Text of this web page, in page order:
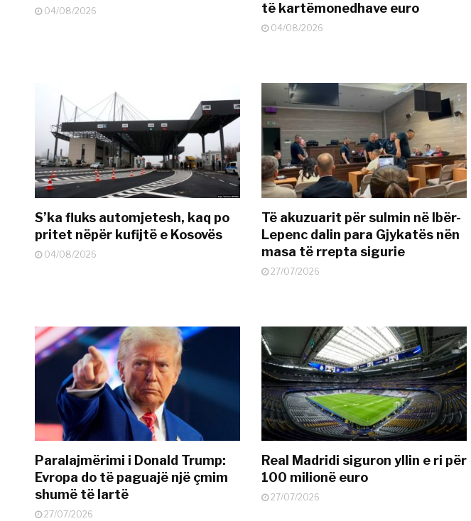
04/08/2026
të kartëmonedhave euro
04/08/2026
S’ka fluks automjetesh, kaq po
pritet nëpër kufijtë e Kosovës
04/08/2026
Të akuzuarit për sulmin në Ibër-
Lepenc dalin para Gjykatës nën
masa të rrepta sigurie
27/07/2026
Paralajmërimi i Donald Trump:
Evropa do të paguajë një çmim
shumë të lartë
27/07/2026
Real Madridi siguron yllin e ri për
100 milionë euro
27/07/2026